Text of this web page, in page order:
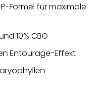
Formel für maximale
10% CBG
Entourage-Effekt